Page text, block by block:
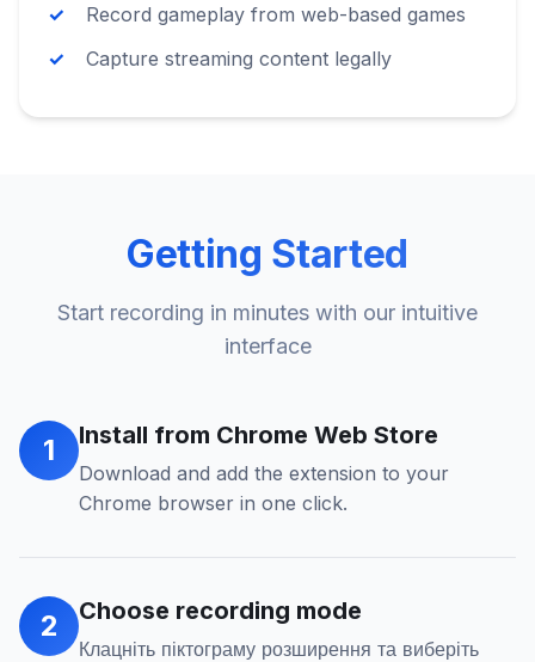
Record gameplay from web-based games
Capture streaming content legally
Getting Started
Start recording in minutes with our intuitive
interface
1 Install from Chrome Web Store
Download and add the extension to your
Chrome browser in one click.
2 Choose recording mode
Клацніть піктограму розширення та виберіть